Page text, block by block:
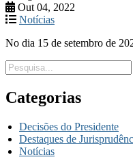
Out 04, 2022
Notícias
No dia 15 de setembro de
Categorias
Decisões do Presidente
Destaques de
Notícias